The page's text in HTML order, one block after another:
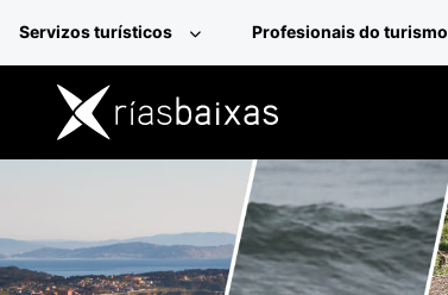
Servizos turísticos Profesionais do turismo